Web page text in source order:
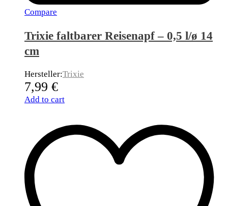
Compare
Trixie faltbarer Reisenapf – 0,5 l/ø 14
cm
Hersteller:Trixie
7,99 €
Add to cart